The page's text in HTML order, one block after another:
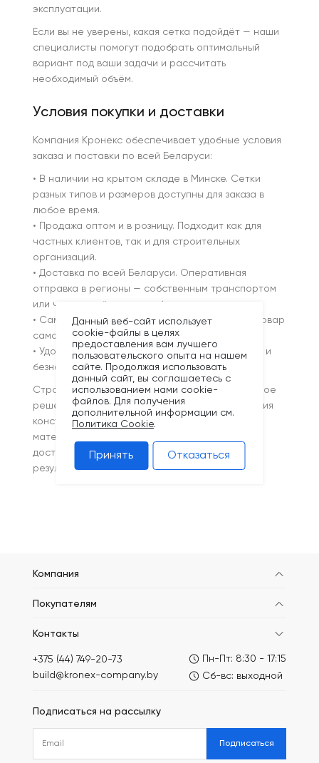
эксплуатации.
Если вы не уверены, какая сетка подойдёт — наши
специалисты помогут подобрать оптимальный
вариант под ваши задачи и рассчитать
необходимый объём.
Условия покупки и доставки
Компания Кронекс обеспечивает удобные условия
заказа и поставки по всей Беларуси:
• В наличии на крытом складе в Минске. Сетки
разных типов и размеров доступны для заказа в
любое время.
• Продажа оптом и в розницу. Подходит как для
частных клиентов, так и для строительных
организаций.
• Доставка по всей Беларуси. Оперативная
отправка в регионы — собственным транспортом
или через надёжные службы.
• Самовывоз со склада. Возможность забрать товар
самостоятельно в удобное время.
• Удобная оплата. Наличные, банковские карты и
безналичный расчёт для юридических лиц.
Строительная сетка от Кронекс — это надёжное
решение для армирования, защиты и укрепления
конструкций. Мы предлагаем проверенные
материалы, стабильное качество и быструю
доставку. Купите сетку в Минске с гарантией
результата и поддержкой на каждом этапе!
Компания
Покупателям
Контакты
+375 (44) 749-20-73
build@kronex-company.by
Пн-Пт: 8:30 - 17:15
Сб-вс: выходной
Подписаться на рассылку
Подписаться
Данный веб-сайт использует
cookie-файлы в целях
предоставления вам лучшего
пользовательского опыта на нашем
сайте. Продолжая использовать
данный сайт, вы соглашаетесь с
использованием нами cookie-
файлов. Для получения
дополнительной информации см.
Политика Cookie.
Принять Отказаться